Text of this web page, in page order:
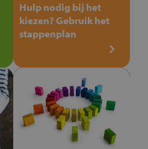
Hulp nodig bij het
kiezen? Gebruik het
stappenplan